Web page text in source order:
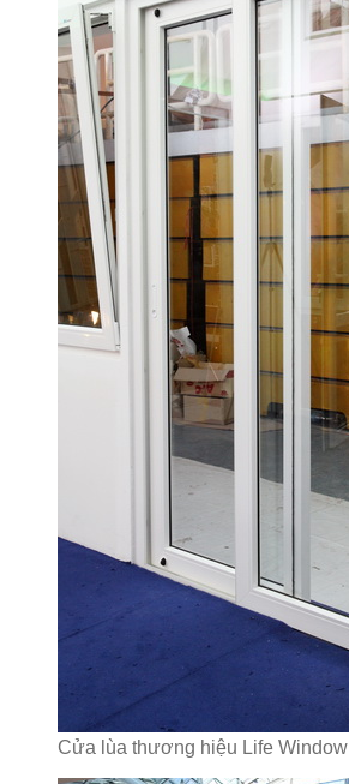
Cửa lùa thương hiệu Life Window